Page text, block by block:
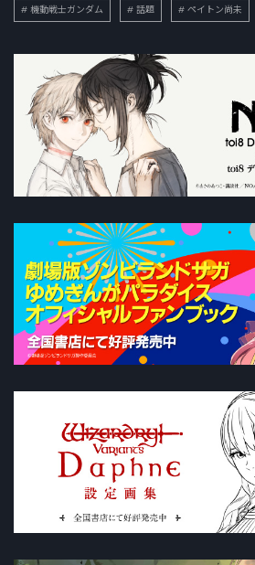
機動戦士ガンダム 話題 ペイトン尚未